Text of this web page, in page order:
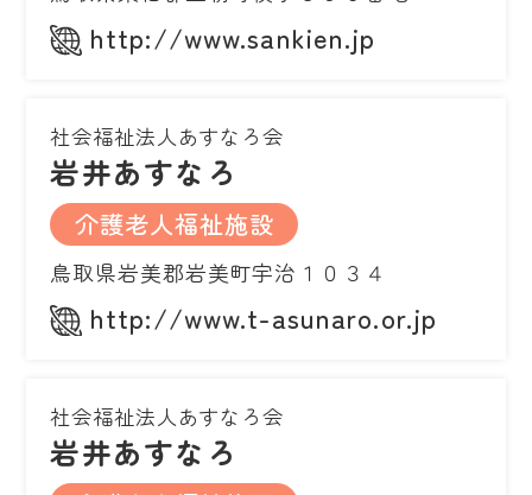
http://www.sankien.jp
社会福祉法人あすなろ会
岩井あすなろ
介護老人福祉施設
鳥取県岩美郡岩美町宇治１０３４
http://www.t-asunaro.or.jp
社会福祉法人あすなろ会
岩井あすなろ